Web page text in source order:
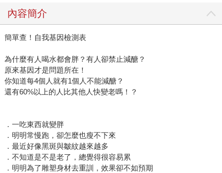
內容簡介
簡單查！自我基因檢測表
為什麼有人喝水都會胖？有人卻禁止減醣？
原來基因才是問題所在！
你知道每4個人就有1個人不能減醣？
還有60%以上的人比其他人快變老嗎！？
．一吃東西就變胖
．明明常慢跑，卻怎麼也瘦不下來
．最近好像黑斑與皺紋越來越多
．不知道是不是老了，總覺得很容易累
．明明為了雕塑身材去重訓，效果卻不如預期